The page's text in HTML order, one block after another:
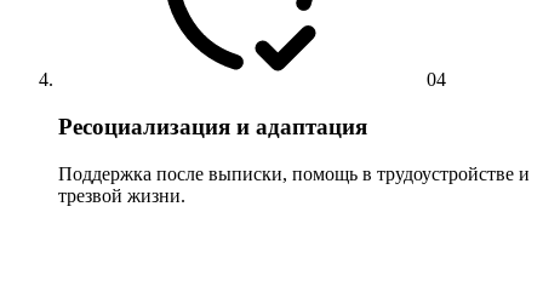
04
Ресоциализация и адаптация
Поддержка после выписки, помощь в трудоустройстве и
трезвой жизни.